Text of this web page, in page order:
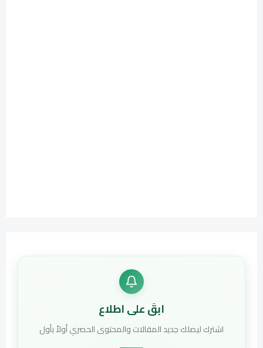
ابقَ على اطلاع
اشترك ليصلك جديد المقالات والمحتوى الحصري أولاً بأول